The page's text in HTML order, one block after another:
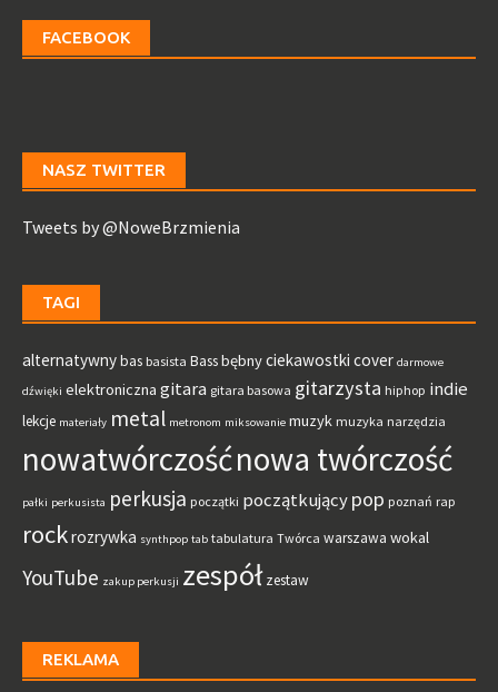
FACEBOOK
NASZ TWITTER
Tweets by @NoweBrzmienia
TAGI
alternatywnybas basista Bassbębnyciekawostki cover darmowe
dźwięki elektroniczna gitara gitara basowa gitarzysta hiphop indie
lekcje materiały metal metronom miksowanie muzyk muzyka narzędzia
nowatwórczośćnowa twórczość
pałki perkusista perkusja początki początkującypop poznań rap
rockrozrywka synthpop tab tabulatura Twórca warszawa wokal
YouTube zakup perkusji zespół zestaw
REKLAMA